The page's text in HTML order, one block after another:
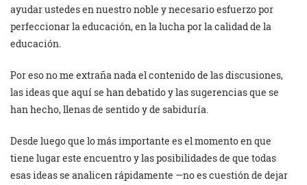
ayudar ustedes en nuestro noble y necesario esfuerzo por
perfeccionar la educación, en la lucha por la calidad de la
educación.
Por eso no me extraña nada el contenido de las discusiones,
las ideas que aquí se han debatido y las sugerencias que se
han hecho, llenas de sentido y de sabiduría.
Desde luego que lo más importante es el momento en que
tiene lugar este encuentro y las posibilidades de que todas
esas ideas se analicen rápidamente —no es cuestión de dejar